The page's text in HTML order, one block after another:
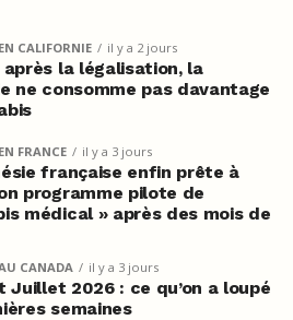
CALIFORNIE il y a 2 jours
après la légalisation, la
ne consomme pas davantage
FRANCE il y a 3 jours
française enfin prête à
programme pilote de
médical » après des mois de
CANADA il y a 3 jours
Juillet 2026 : ce qu’on a loupé
semaines